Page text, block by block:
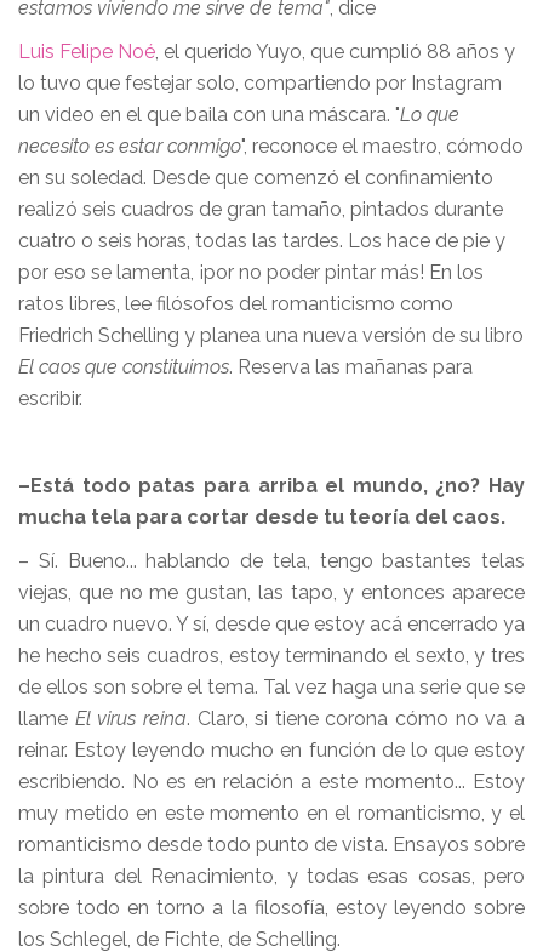
estamos viviendo me sirve de tema", dice
Luis Felipe Noé, el querido Yuyo, que cumplió 88 años y
lo tuvo que festejar solo, compartiendo por Instagram
un video en el que baila con una máscara. "Lo que
necesito es estar conmigo", reconoce el maestro, cómodo
en su soledad. Desde que comenzó el confinamiento
realizó seis cuadros de gran tamaño, pintados durante
cuatro o seis horas, todas las tardes. Los hace de pie y
por eso se lamenta, ¡por no poder pintar más! En los
ratos libres, lee filósofos del romanticismo como
Friedrich Schelling y planea una nueva versión de su libro
El caos que constituimos. Reserva las mañanas para
escribir.
–Está todo patas para arriba el mundo, ¿no? Hay
mucha tela para cortar desde tu teoría del caos.
– Sí. Bueno... hablando de tela, tengo bastantes telas
viejas, que no me gustan, las tapo, y entonces aparece
un cuadro nuevo. Y sí, desde que estoy acá encerrado ya
he hecho seis cuadros, estoy terminando el sexto, y tres
de ellos son sobre el tema. Tal vez haga una serie que se
llame El virus reina. Claro, si tiene corona cómo no va a
reinar. Estoy leyendo mucho en función de lo que estoy
escribiendo. No es en relación a este momento... Estoy
muy metido en este momento en el romanticismo, y el
romanticismo desde todo punto de vista. Ensayos sobre
la pintura del Renacimiento, y todas esas cosas, pero
sobre todo en torno a la filosofía, estoy leyendo sobre
los Schlegel, de Fichte, de Schelling.